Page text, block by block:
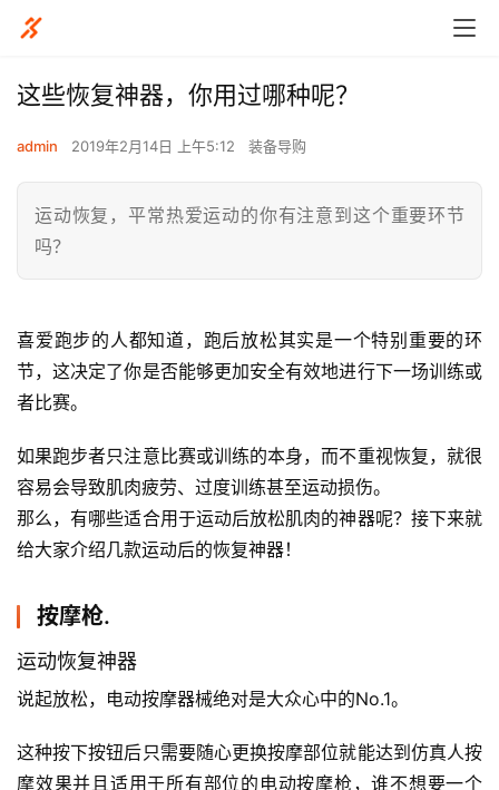
这些恢复神器，你用过哪种呢？
admin 2019年2月14日 上午5:12 装备导购
运动恢复，平常热爱运动的你有注意到这个重要环节
吗？
喜爱跑步的人都知道，跑后放松其实是一个特别重要的环
节，这决定了你是否能够更加安全有效地进行下一场训练或
者比赛。
如果跑步者只注意比赛或训练的本身，而不重视恢复，就很
容易会导致肌肉疲劳、过度训练甚至运动损伤。
那么，有哪些适合用于运动后放松肌肉的神器呢？接下来就
给大家介绍几款运动后的恢复神器！
按摩枪.
运动恢复神器
说起放松，电动按摩器械绝对是大众心中的No.1。
这种按下按钮后只需要随心更换按摩部位就能达到仿真人按
摩效果并且适用于所有部位的电动按摩枪，谁不想要一个